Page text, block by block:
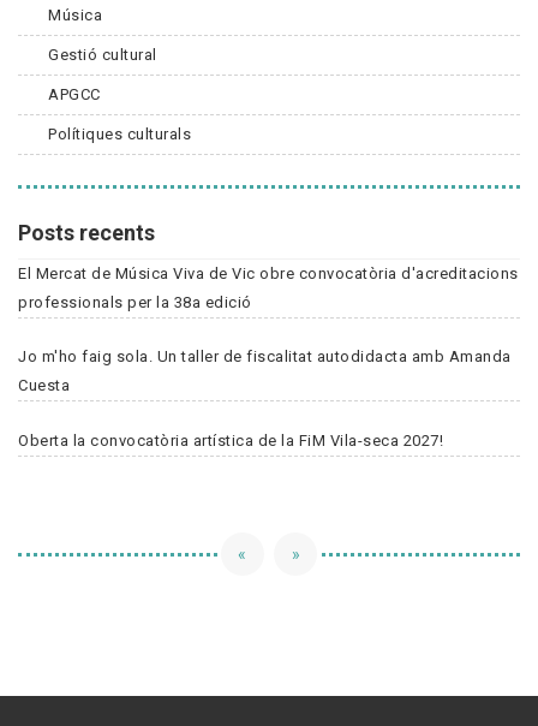
Música
Gestió cultural
APGCC
Polítiques culturals
Posts recents
El Mercat de Música Viva de Vic obre convocatòria d'acreditacions
professionals per la 38a edició
Jo m'ho faig sola. Un taller de fiscalitat autodidacta amb Amanda
Cuesta
Oberta la convocatòria artística de la FiM Vila-seca 2027!
« »